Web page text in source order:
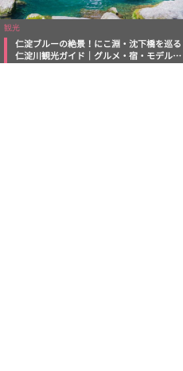
観光
仁淀ブルーの絶景！にこ淵・沈下橋を巡る
仁淀川観光ガイド｜グルメ・宿・モデルコ